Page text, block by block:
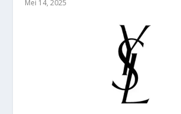
Mei 14, 2025